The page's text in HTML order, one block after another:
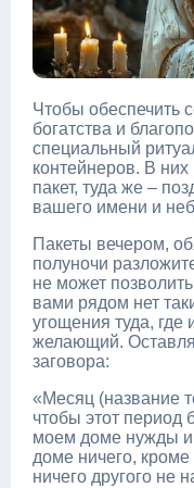
Чтобы обеспечить
богатства и
специальный
контейнеров. В
пакет, туда же –
вашего имени и
Пакеты вечером,
полуночи
не может
вами рядом нет
угощения туда, где
желающий.
заговора:
«Месяц (название
чтобы этот период
моем доме нужды
доме ничего,
ничего другого не